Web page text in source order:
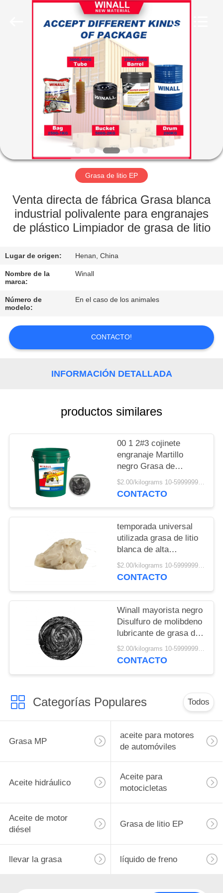
PRODUCTOS
SOBRE
NOSOTROS
VISITA
LA
FÁBRICA
DE
CALIDAD
SOLICITAR
UNA
COTIZACIÓN
PRIVACY
POLICY
Grasa de litio EP
Venta directa de fábrica Grasa blanca
industrial polivalente para engranajes
de plástico Limpiador de grasa de litio
Lugar de origen: Henan, China
Nombre de la
marca:
Winall
Número de
modelo:
En el caso de los animales
CONTACTO!
INFORMACIÓN DETALLADA
productos similares
00 1 2#3 cojinete
engranaje Martillo
negro Grasa de
disulfuro de molibdeno $2.00/kilograms 10-5999999 kilograms MOQ:10 kilogramos
CONTACTO
temporada universal
utilizada grasa de litio
blanca de alta
temperatura estándar
nacional
$2.00/kilograms 10-5999999 kilograms MOQ:10 kilogramos
CONTACTO
Winall mayorista negro
Disulfuro de molibdeno
lubricante de grasa de
alta temperatura
$2.00/kilograms 10-5999999 kilograms MOQ:10 kilogramos
CONTACTO
Categorías Populares Todos
Grasa MP
aceite para motores
de automóviles
Aceite hidráulico
Aceite para
motocicletas
Aceite de motor
diésel
Grasa de litio EP
llevar la grasa líquido de freno